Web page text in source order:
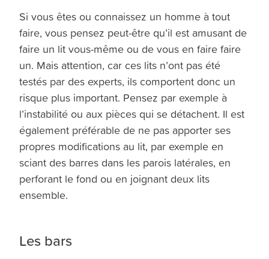
Si vous êtes ou connaissez un homme à tout
faire, vous pensez peut-être qu’il est amusant de
faire un lit vous-même ou de vous en faire faire
un. Mais attention, car ces lits n’ont pas été
testés par des experts, ils comportent donc un
risque plus important. Pensez par exemple à
l’instabilité ou aux pièces qui se détachent. Il est
également préférable de ne pas apporter ses
propres modifications au lit, par exemple en
sciant des barres dans les parois latérales, en
perforant le fond ou en joignant deux lits
ensemble.
Les bars